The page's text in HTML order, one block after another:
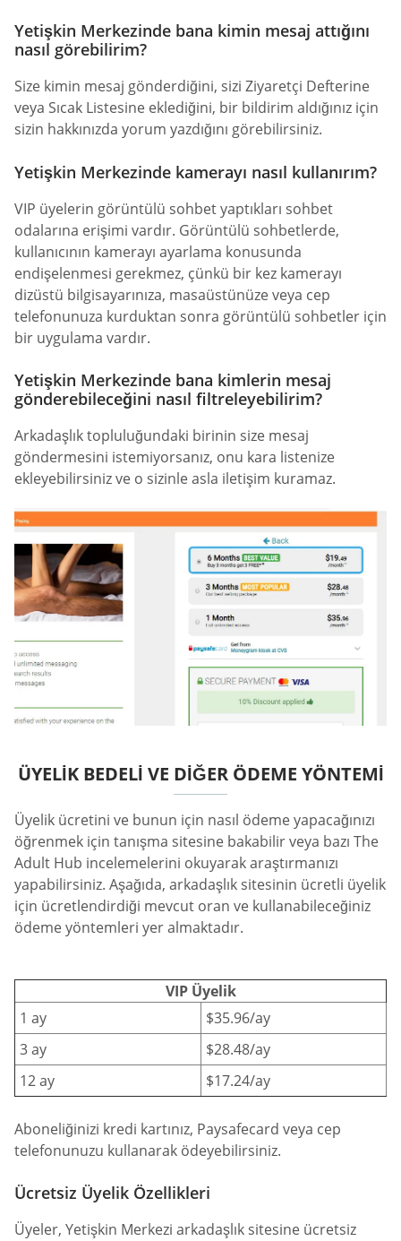
Yetişkin Merkezinde bana kimin mesaj attığını
nasıl görebilirim?
Size kimin mesaj gönderdiğini, sizi Ziyaretçi Defterine
veya Sıcak Listesine eklediğini, bir bildirim aldığınız için
sizin hakkınızda yorum yazdığını görebilirsiniz.
Yetişkin Merkezinde kamerayı nasıl kullanırım?
VIP üyelerin görüntülü sohbet yaptıkları sohbet
odalarına erişimi vardır. Görüntülü sohbetlerde,
kullanıcının kamerayı ayarlama konusunda
endişelenmesi gerekmez, çünkü bir kez kamerayı
dizüstü bilgisayarınıza, masaüstünüze veya cep
telefonunuza kurduktan sonra görüntülü sohbetler için
bir uygulama vardır.
Yetişkin Merkezinde bana kimlerin mesaj
gönderebileceğini nasıl filtreleyebilirim?
Arkadaşlık topluluğundaki birinin size mesaj
göndermesini istemiyorsanız, onu kara listenize
ekleyebilirsiniz ve o sizinle asla iletişim kuramaz.
ÜYELIK BEDELI VE DIĞER ÖDEME YÖNTEMI
Üyelik ücretini ve bunun için nasıl ödeme yapacağınızı
öğrenmek için tanışma sitesine bakabilir veya bazı The
Adult Hub incelemelerini okuyarak araştırmanızı
yapabilirsiniz. Aşağıda, arkadaşlık sitesinin ücretli üyelik
için ücretlendirdiği mevcut oran ve kullanabileceğiniz
ödeme yöntemleri yer almaktadır.
VIP Üyelik
1 ay
$35.96/ay
3 ay
$28.48/ay
12 ay
$17.24/ay
Aboneliğinizi kredi kartınız, Paysafecard veya cep
telefonunuzu kullanarak ödeyebilirsiniz.
Ücretsiz Üyelik Özellikleri
Üyeler, Yetişkin Merkezi arkadaşlık sitesine ücretsiz